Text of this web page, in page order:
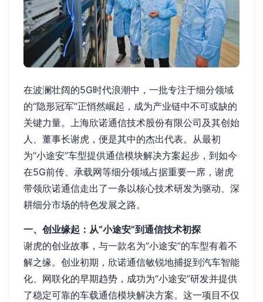
在波澜壮阔的5G时代浪潮中，一批专注于细分领域
的“隐形冠军”正悄然崛起，成为产业链中不可或缺的
关键力量。上海欣诺通信技术股份有限公司及其创始
人、董事长谢虎，便是其中的杰出代表。从最初
为“小途安”车型提供通信模块解决方案起步，到如今
在5G前传、承载网等细分领域占据重要一席，谢虎
带领欣诺通信走出了一条以核心技术研发为驱动、深
耕细分市场的特色发展之路。
一、创业缘起：从“小途安”到通信技术初探
谢虎的创业故事，与一款名为“小途安”的车型有着不
解之缘。创业初期，欣诺通信敏锐地捕捉到汽车智能
化、网联化的早期趋势，成功为“小途安”研发并提供
了稳定可靠的车载通信模块解决方案。这一项目不仅